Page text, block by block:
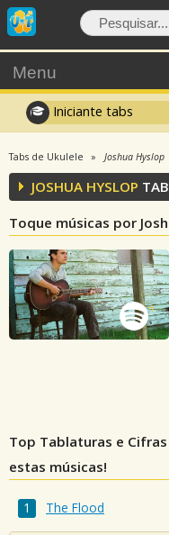
Menu
Iniciante tabs
Tabs de Ukulele Joshua Hyslop
JOSHUA HYSLOP
Toque músicas por
Top Tablaturas e
estas músicas!
The Flood